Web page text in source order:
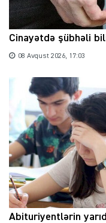
Cinayətdə şübhəli
08 Avqust 2026, 17:03
Abituriyentlərin